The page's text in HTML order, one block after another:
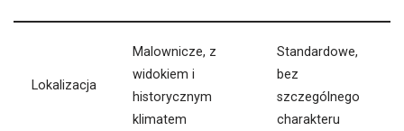
Lokalizacja
Malownicze, z
widokiem i
historycznym
klimatem
Standardowe,
bez
szczególnego
charakteru